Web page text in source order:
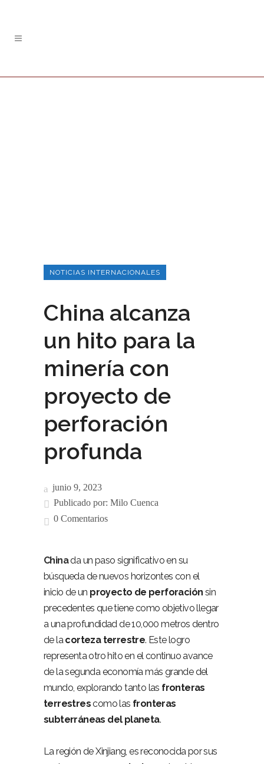
NOTICIAS INTERNACIONALES
China alcanza
un hito para la
minería con
proyecto de
perforación
profunda
junio 9, 2023
Publicado por: Milo Cuenca
0 Comentarios
Chinada un paso significativo en su
búsqueda de nuevos horizontes con el
inicio de un proyecto de perforación sin
precedentes que tiene como objetivo llegar
a una profundidad de 10,000 metros dentro
de lacorteza terrestre. Este logro
representa otro hito en el continuo avance
de la segunda economía más grande del
mundo, explorando tanto las fronteras
terrestrescomo las fronteras
subterráneas del planeta.
La región de Xinjiang, es reconocida por sus